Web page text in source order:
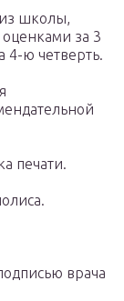
школы,
за 3
4-ю четверть.
печати.
врача